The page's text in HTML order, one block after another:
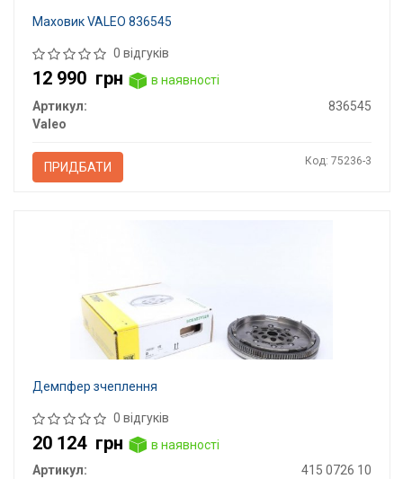
Маховик VALEO 836545
0 відгуків
12 990 грн
в наявності
Артикул:
836545
Valeo
ПРИДБАТИ Код: 75236-3
Демпфер зчеплення
0 відгуків
20 124 грн
в наявності
Артикул:
415 0726 10